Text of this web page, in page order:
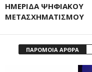
ΗΜΕΡΙΔΑ ΨΗΦΙΑΚΟΥ
ΜΕΤΑΣΧΗΜΑΤΙΣΜΟΥ
ΠΑΡΟΜΟΙΑ ΑΡΘΡΑ